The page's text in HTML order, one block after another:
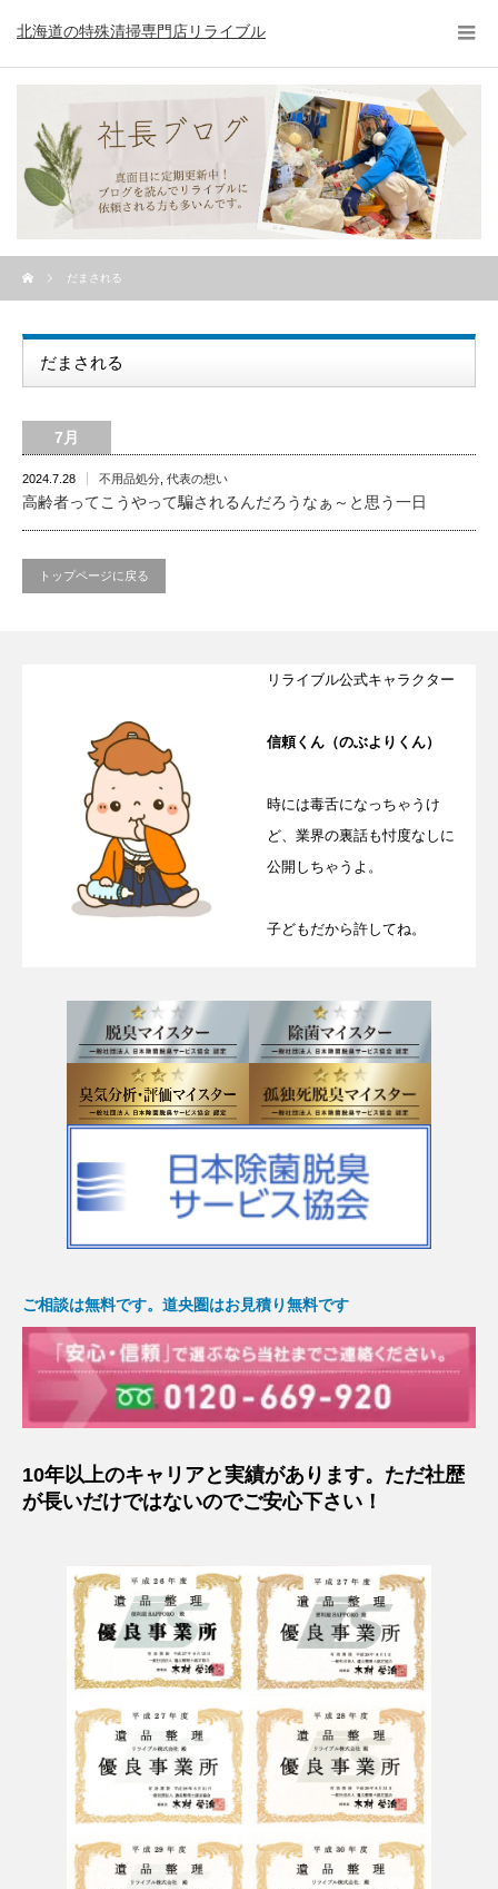
北海道の特殊清掃専門店リライブル
だまされる
だまされる
7月
2024.7.28 不用品処分 代表の想い
高齢者ってこうやって騙されるんだろうなぁ～と思う一日
トップページに戻る
リライブル公式キャラクター
信頼くん（のぶよりくん）
時には毒舌になっちゃうけ
ど、業界の裏話も忖度なしに
公開しちゃうよ。
子どもだから許してね。
ご相談は無料です。道央圏はお見積り無料です
10年以上のキャリアと実績があります。ただ社歴
が長いだけではないのでご安心下さい！